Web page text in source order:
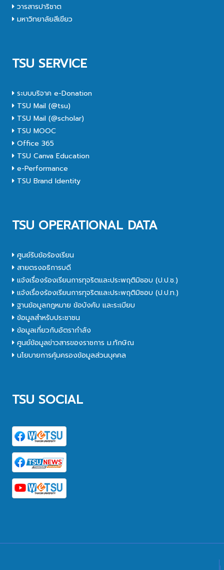
วารสารปาริชาต
มหาวิทยาลัยสีเขียว
TSU SERVICE
ระบบบริจาค e-Donation
TSU Mail (@tsu)
TSU Mail (@scholar)
TSU MOOC
Office 365
TSU Canva Education
e-Performance
TSU Brand Identity
TSU OPERATIONAL DATA
ศูนย์รับข้อร้องเรียน
สายตรงอธิการบดี
แจ้งเรื่องร้องเรียนการทุจริตและประพฤติมิชอบ (ป.ป.ช.)
แจ้งเรื่องร้องเรียนการทุจริตและประพฤติมิชอบ (ป.ป.ท.)
ฐานข้อมูลกฎหมาย ข้อบังคับ และระเบียบ
ข้อมูลสำหรับประชาชน
ข้อมูลเกี่ยวกับอัตรากำลัง
ศูนย์ข้อมูลข่าวสารของราชการ ม.ทักษิณ
นโยบายการคุ้มครองข้อมูลส่วนบุคคล
TSU SOCIAL